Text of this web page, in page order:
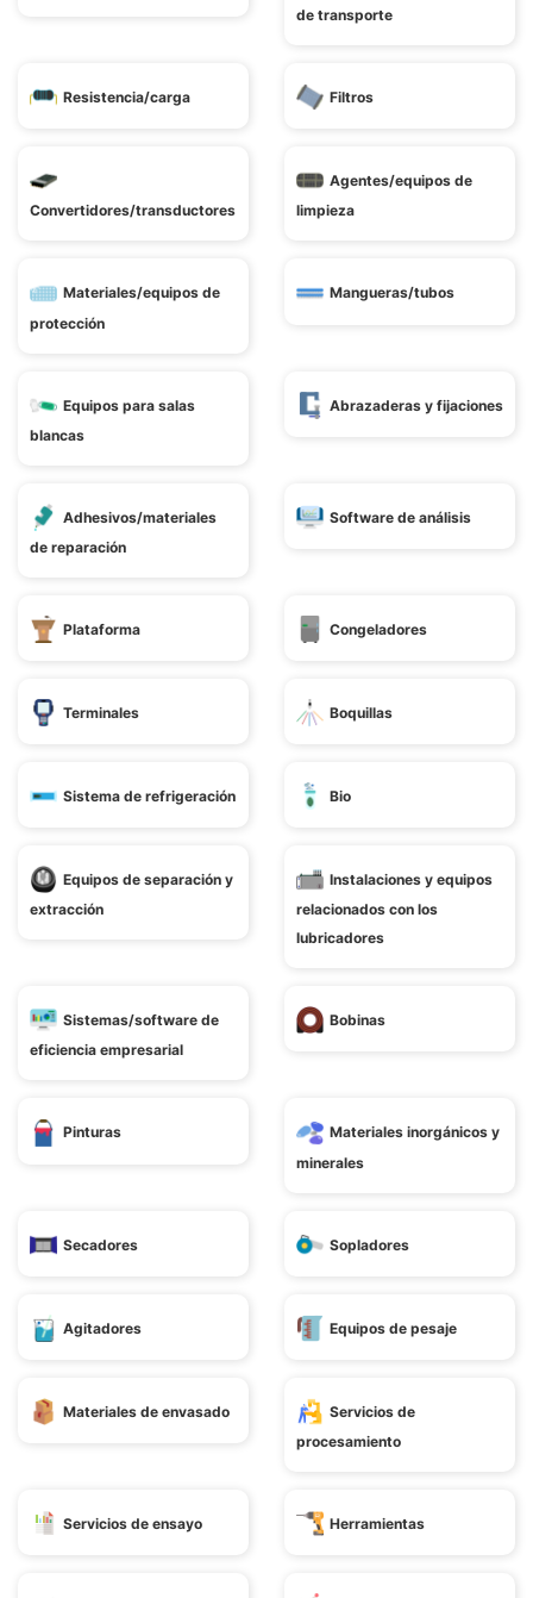
de transporte
Resistencia/carga Filtros
Convertidores/transductores
Agentes/equipos de
limpieza
Materiales/equipos de
protección
Mangueras/tubos
Equipos para salas
blancas
Abrazaderas y fijaciones
Adhesivos/materiales
de reparación
Software de análisis
Plataforma Congeladores
Terminales Boquillas
Sistema de refrigeración Bio
Equipos de separación y
extracción
Instalaciones y equipos
relacionados con los
lubricadores
Sistemas/software de
eficiencia empresarial
Bobinas
Pinturas
Materiales inorgánicos y
minerales
Secadores Sopladores
Agitadores Equipos de pesaje
Materiales de envasado
Servicios de
procesamiento
Servicios de ensayo Herramientas